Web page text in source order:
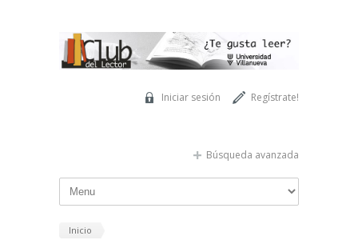
Regístrate!
Iniciar sesión
Búsqueda avanzada
Inicio